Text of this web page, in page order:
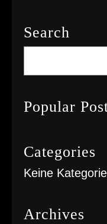
Search
c
Popular
Categories
Keine
Archives